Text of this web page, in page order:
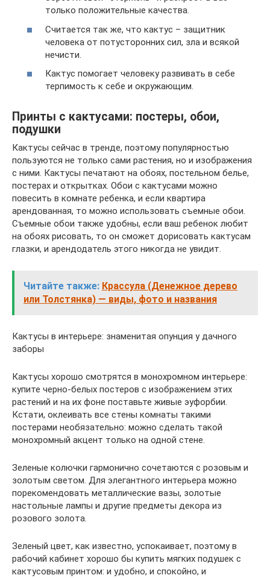
только положительные качества.
Считается так же, что кактус – защитник
человека от потусторонних сил, зла и всякой
нечисти.
Кактус помогает человеку развивать в себе
терпимость к себе и окружающим.
Принты с кактусами: постеры, обои,
подушки
Кактусы сейчас в тренде, поэтому популярностью
пользуются не только сами растения, но и изображения
с ними. Кактусы печатают на обоях, постельном белье,
постерах и открытках. Обои с кактусами можно
повесить в комнате ребенка, и если квартира
арендованная, то можно использовать съемные обои.
Съемные обои также удобны, если ваш ребенок любит
на обоях рисовать, то он сможет дорисовать кактусам
глазки, и арендодатель этого никогда не увидит.
Читайте также: Крассула (Денежное дерево
или Толстянка) — виды, фото и названия
Кактусы в интерьере: знаменитая опунция у дачного
заборы
Кактусы хорошо смотрятся в монохромном интерьере:
купите черно-белых постеров с изображением этих
растений и на их фоне поставьте живые эуфорбии.
Кстати, оклеивать все стены комнаты такими
постерами необязательно: можно сделать такой
монохромный акцент только на одной стене.
Зеленые колючки гармонично сочетаются с розовым и
золотым светом. Для элегантного интерьера можно
порекомендовать металлические вазы, золотые
настольные лампы и другие предметы декора из
розового золота.
Зеленый цвет, как известно, успокаивает, поэтому в
рабочий кабинет хорошо бы купить мягких подушек с
кактусовым принтом: и удобно, и спокойно, и